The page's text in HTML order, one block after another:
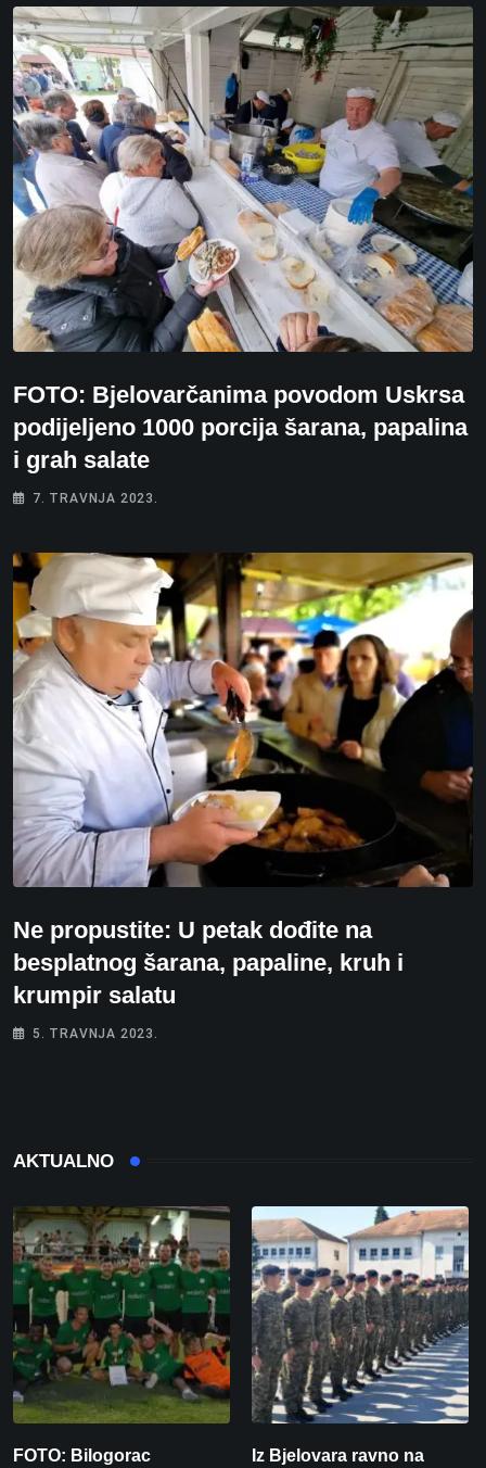
FOTO: Bjelovarčanima povodom Uskrsa
podijeljeno 1000 porcija šarana, papalina
i grah salate
7. TRAVNJA 2023.
Ne propustite: U petak dođite na
besplatnog šarana, papaline, kruh i
krumpir salatu
5. TRAVNJA 2023.
AKTUALNO
FOTO: Bilogorac
Iz Bjelovara ravno na